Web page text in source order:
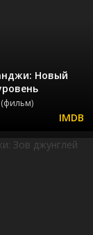
Новый
(фильм)